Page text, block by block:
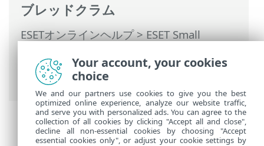
ブレッドクラム
ESETオンラインヘルプ>ESET Small
Securityの操作>詳細設定 >保護>ブラウ
ザーの保護> ブラウザーのフレーム
Your account, your cookies
choice
We and our partners use cookies to give you the best
optimized online experience, analyze our website traffic,
and serve you with personalized ads. You can agree to the
collection of all cookies by clicking "Accept all and close",
decline all non-essential cookies by choosing "Accept
essential cookies only", or adjust your cookie settings by